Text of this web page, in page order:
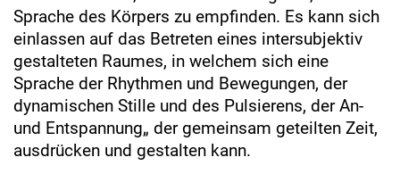
Sprache des Körpers zu empfinden. Es kann sich
einlassen auf das Betreten eines intersubjektiv
gestalteten Raumes, in welchem sich eine
Sprache der Rhythmen und Bewegungen, der
dynamischen Stille und des Pulsierens, der An-
und Entspannung„ der gemeinsam geteilten Zeit,
ausdrücken und gestalten kann.